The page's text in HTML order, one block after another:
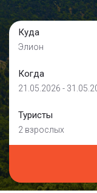
Куда
Элион
Когда
21.05.2026 -
Туристы
2 взрослых